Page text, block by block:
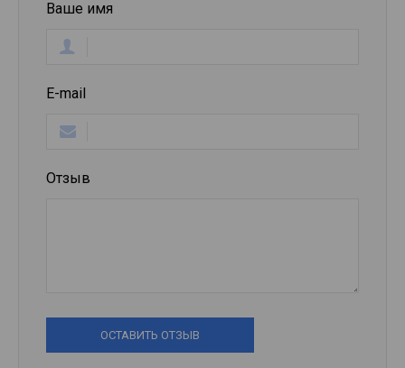
Ваше имя
E-mail
Отзыв
ОСТАВИТЬ ОТЗЫВ